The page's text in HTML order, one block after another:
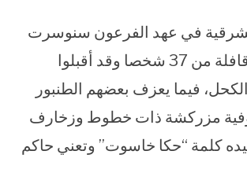
في عهد الفرعون سنوسرت
الثاني، وبالتحديد على الجدار الشمالي للمقبرة، يوجد نقش يمثل قافلة من 37 شخصا وقد أقبلوا
فيما يعزف بعضهم الطنبور
مزركشة ذات خطوط وزخارف
كلمة “حكا خاسوت” وتعني حاكم